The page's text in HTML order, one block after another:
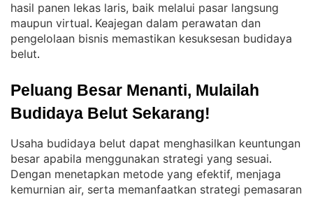
hasil panen lekas laris, baik melalui pasar langsung
maupun virtual. Keajegan dalam perawatan dan
pengelolaan bisnis memastikan kesuksesan budidaya
belut.
Peluang Besar Menanti, Mulailah
Budidaya Belut Sekarang!
Usaha budidaya belut dapat menghasilkan keuntungan
besar apabila menggunakan strategi yang sesuai
Dengan menetapkan metode yang efektif, menjaga
kemurnian air, serta memanfaatkan strategi pemasaran